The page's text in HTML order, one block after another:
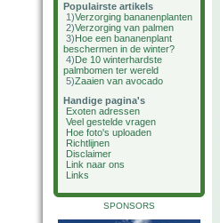
Populairste artikels
1)Verzorging bananenplanten
2)Verzorging van palmen
3)Hoe een bananenplant
beschermen in de winter?
4)De 10 winterhardste
palmbomen ter wereld
5)Zaaien van avocado
Handige pagina's
Exoten adressen
Veel gestelde vragen
Hoe foto's uploaden
Richtlijnen
Disclaimer
Link naar ons
Links
SPONSORS